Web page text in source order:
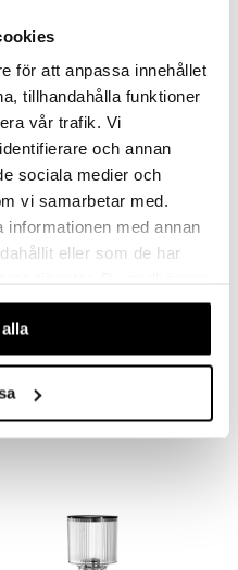
för att anpassa innehållet
tillhandahålla funktioner
vår trafik. Vi
och annan
sociala medier och
vi samarbetar med.
med annan
eller som de har
av vår webbplats.
199 kr
köksvåg
ZWILLING
469